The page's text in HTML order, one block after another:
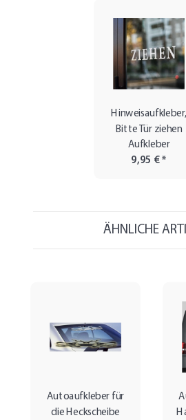
Hinweisaufkleber,
Bitte Tür ziehen
Aufkleber
9,95 €*
ÄHNLICHE
Autoaufkleber für
die Heckscheibe